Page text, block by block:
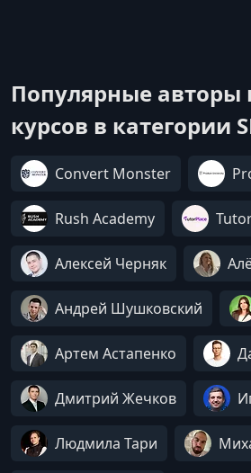
Популярные
курсов в категории
Convert Monster
Rush Academy
Алексей Черняк
Андрей Шушковский
Артем Астапенко
Дмитрий Жечков
Людмила Тари